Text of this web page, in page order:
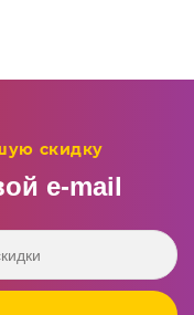
скидку
e‑mail